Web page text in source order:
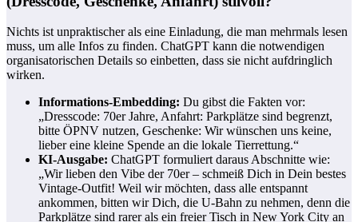
Nichts ist unpraktischer als eine Einladung, die man mehrmals lesen
muss, um alle Infos zu finden. ChatGPT kann die notwendigen
organisatorischen Details so einbetten, dass sie nicht aufdringlich
wirken.
Informations-Embedding: Du gibst die Fakten vor:
„Dresscode: 70er Jahre, Anfahrt: Parkplätze sind begrenzt,
bitte ÖPNV nutzen, Geschenke: Wir wünschen uns keine,
lieber eine kleine Spende an die lokale Tierrettung.“
KI-Ausgabe: ChatGPT formuliert daraus Abschnitte wie:
„Wir lieben den Vibe der 70er – schmeiß Dich in Dein bestes
Vintage-Outfit! Weil wir möchten, dass alle entspannt
ankommen, bitten wir Dich, die U-Bahn zu nehmen, denn die
Parkplätze sind rarer als ein freier Tisch in New York City an